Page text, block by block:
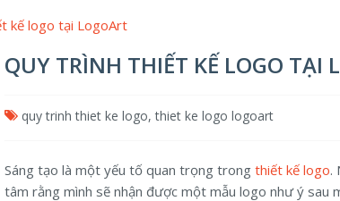
kế logo tại LogoArt
QUY TRÌNH THIẾT KẾ LOGO TẠI
quy trinh thiet ke logo,thiet ke logo logoart
Sáng tạo là một yếu tố quan trọng trong thiết kế logo.
tâm rằng mình sẽ nhận được một mẫu logo như ý sau